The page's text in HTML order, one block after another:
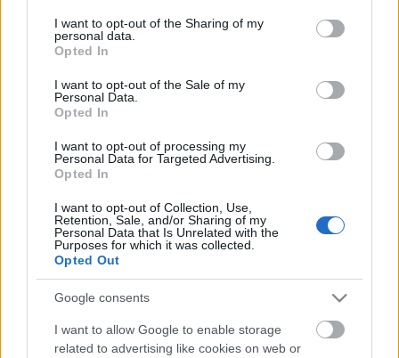
not limited to your visit or usage behaviour. You may click to
grant or deny consent to Google and its third-party tags to
use your data for below specified purposes in below Google
consent section.
I want to opt-out of the Sharing of my
personal data.
Opted In
I want to opt-out of the Sale of my
Personal Data.
Opted In
I want to opt-out of processing my
Personal Data for Targeted Advertising.
Opted In
I want to opt-out of Collection, Use,
Retention, Sale, and/or Sharing of my
Personal Data that Is Unrelated with the
Purposes for which it was collected.
Opted Out
Google consents
I want to allow Google to enable storage
related to advertising like cookies on web or
2014. augusztus 22-i ülésén feltett kérdésére)
(pdf)
lakáskiürítésekkel járó végrehajtásokról
- 2014.12.03. (Rimán Edina jegyző tájékoztatása)
Komássy Ákos képviselői kérdésére -
Holokauszt
emlékhely
(pdf)
Komássy Ákos képviselői kérdésére -
Önk. által
bevezethető települési adó
ülés - 2014.12.04. (Kocsis Máté polgármester
válasza) (pdf)